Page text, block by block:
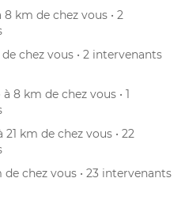
8 km de chez vous • 2
de chez vous • 2 intervenants
à 8 km de chez vous • 1
21 km de chez vous • 22
de chez vous • 23 intervenants